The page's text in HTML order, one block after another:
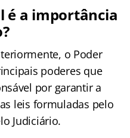
é a importância
o Poder
poderes que
por garantir a
leis formuladas pelo
Judiciário.